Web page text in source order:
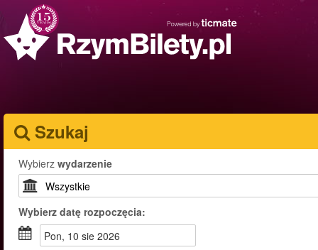
Szukaj
Wybierz wydarzenie
Wybierz datę rozpoczęcia:
pon, 10 sie 2026